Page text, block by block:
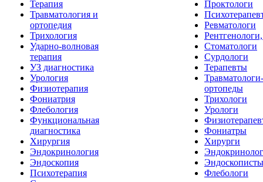
Терапия
Травматология и
ортопедия
Трихология
Ударно-волновая
терапия
УЗ диагностика
Урология
Физиотерапия
Фониатрия
Флебология
Функциональная
диагностика
Хирургия
Эндокринология
Эндоскопия
Психотерапия
Проктологи
Ревматологи
Стоматологи
Сурдологи
Терапевты
Травматологи-
ортопеды
Трихологи
Урологи
Фониатры
Хирурги
Эндоскописты
Флебологи